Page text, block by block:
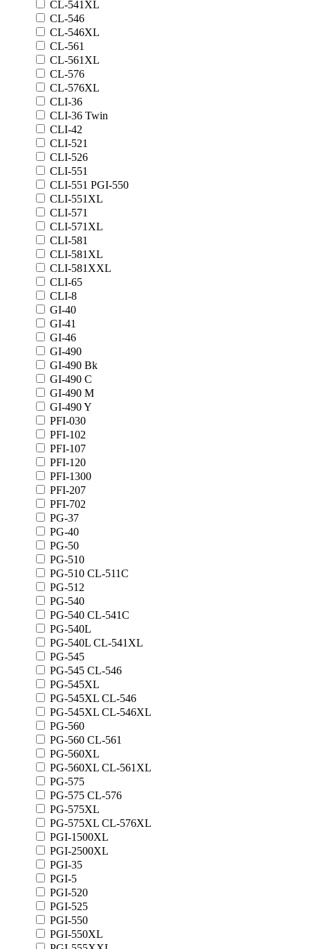
CL-541XL
CL-546
CL-546XL
CL-561
CL-561XL
CL-576
CL-576XL
CLI-36
CLI-36 Twin
CLI-42
CLI-521
CLI-526
CLI-551
CLI-551 PGI-550
CLI-551XL
CLI-571
CLI-571XL
CLI-581
CLI-581XL
CLI-581XXL
CLI-65
CLI-8
GI-40
GI-41
GI-46
GI-490
GI-490 Bk
GI-490 C
GI-490 M
GI-490 Y
PFI-030
PFI-102
PFI-107
PFI-120
PFI-1300
PFI-207
PFI-702
PG-37
PG-40
PG-50
PG-510
PG-510 CL-511C
PG-512
PG-540
PG-540 CL-541C
PG-540L
PG-540L CL-541XL
PG-545
PG-545 CL-546
PG-545XL
PG-545XL CL-546
PG-545XL CL-546XL
PG-560
PG-560 CL-561
PG-560XL
PG-560XL CL-561XL
PG-575
PG-575 CL-576
PG-575XL
PG-575XL CL-576XL
PGI-1500XL
PGI-2500XL
PGI-35
PGI-5
PGI-520
PGI-525
PGI-550
PGI-550XL